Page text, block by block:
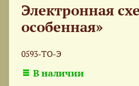
Электронная
особенная»
0593-ТО-Э
В наличии